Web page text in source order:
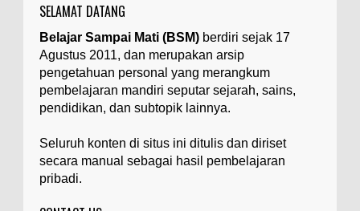
Apa yang Disebut Badan Golgi?
Ilustrasi/utakatikotak.com Badan Golgi (disebut
pula aparatus Golgi, kompleks Golgi, atau
diktiosom) adalah organel yang dikaitkan
denga...
Apakah UFO Benar-benar Ada?
Ilustrasi/istimewa Sebagian orang percaya UFO
UFO benar-benar tidak ada. Manakah yang
benar...
SELAMAT DATANG
Belajar Sampai Mati (BSM) berdiri sejak 17
Agustus 2011, dan merupakan arsip
pengetahuan personal yang merangkum
pembelajaran mandiri seputar sejarah, sains,
pendidikan, dan subtopik lainnya.
Seluruh konten di situs ini ditulis dan diriset
secara manual sebagai hasil pembelajaran
pribadi.